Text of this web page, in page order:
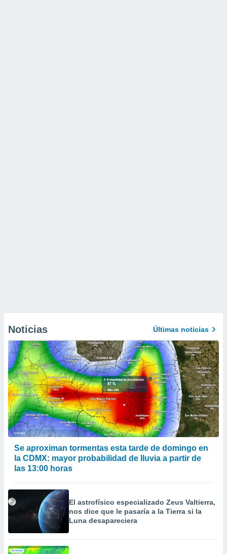
Noticias Últimas noticias
Se aproximan tormentas esta tarde de domingo en
la CDMX: mayor probabilidad de lluvia a partir de
las 13:00 horas
El astrofísico especializado Zeus Valtierra,
nos dice que le pasaría a la Tierra si la
Luna desapareciera